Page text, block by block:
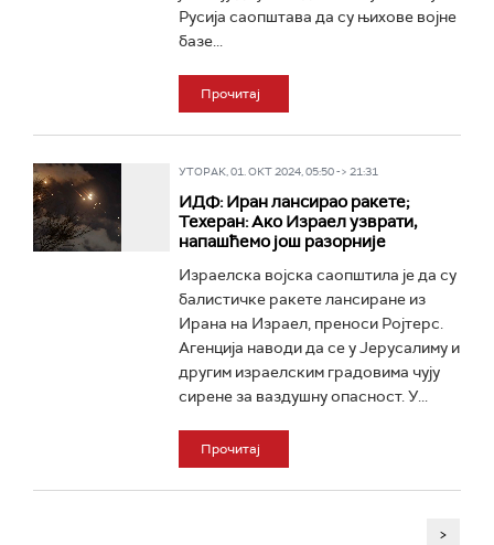
Русија саопштава да су њихове војне
базе...
Прочитај
УТОРАК, 01. ОКТ 2024, 05:50 -> 21:31
ИДФ: Иран лансирао ракете;
Техеран: Ако Израел узврати,
напашћемо још разорније
Израелска војска саопштила је да су
балистичке ракете лансиране из
Ирана на Израел, преноси Ројтерс.
Агенција наводи да се у Јерусалиму и
другим израелским градовима чују
сирене за ваздушну опасност. У...
Прочитај
>